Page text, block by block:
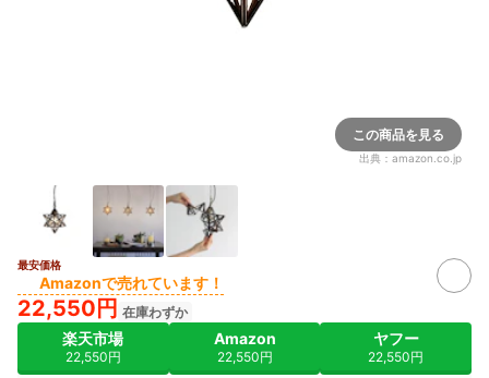
この商品を見る
出典： amazon.co.jp
最安価格
Amazonで売れています！
22,550円 在庫わずか
楽天市場
22,550円
Amazon
22,550円
ヤフー
22,550円